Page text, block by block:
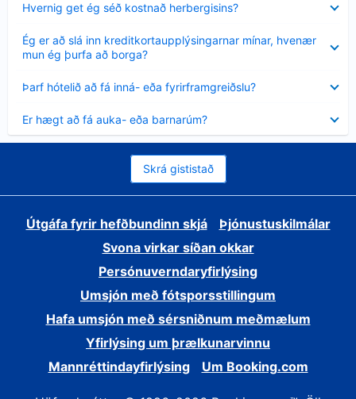
Hvernig get ég séð kostnað herbergisins?
sýnt
Ég er að slá inn kreditkortaupplýsingarnar mínar, hvenær
mun ég þurfa að borga?
Minna
sýnt
Þarf hótelið að fá inná- eða fyrirframgreiðslu?
sýnt
Er hægt að fá auka- eða barnarúm?
sýnt
Skrá gististað
Útgáfa fyrir hefðbundinn skjá
Þjónustuskilmálar
Svona virkar síðan okkar
Persónuverndaryfirlýsing
Umsjón með fótsporsstillingum
Hafa umsjón með sérsniðnum meðmælum
Yfirlýsing um þrælkunarvinnu
Mannréttindayfirlýsing
Um Booking.com